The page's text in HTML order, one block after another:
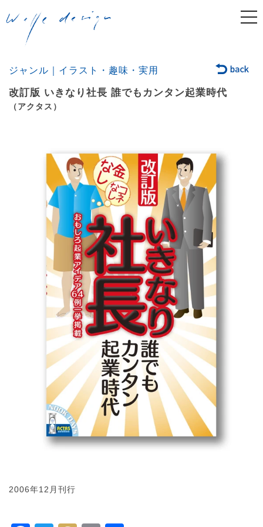
ジャンル｜イラスト・趣味・実用
改訂版 いきなり社長 誰でもカンタン起業時代
（アクタス）
2006年12月刊行